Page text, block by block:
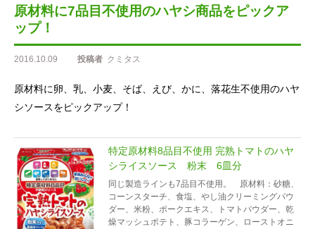
原材料に7品目不使用のハヤシ商品をピックア
ップ！
2016.10.09 投稿者 クミタス
原材料に卵、乳、小麦、そば、えび、かに、落花生不使用のハヤ
シソースをピックアップ！
特定原材料8品目不使用 完熟トマトのハヤ
シライスソース 粉末 6皿分
同じ製造ラインも7品目不使用。 原材料：砂糖、
コーンスターチ、食塩、やし油クリーミングパウ
ダー、米粉、ポークエキス、トマトパウダー、乾
燥マッシュポテト、豚コラーゲン、ローストオニ